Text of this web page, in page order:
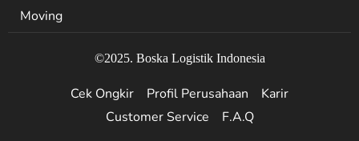
Moving
©2025. Boska Logistik Indonesia
Cek Ongkir Profil Perusahaan
Karir
Customer Service
F.A.Q